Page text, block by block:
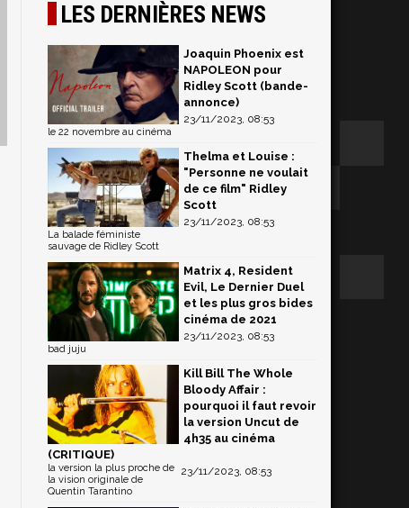
LES DERNIÈRES NEWS
Joaquin Phoenix est
NAPOLEON pour
Ridley Scott (bande-
annonce)
23/11/2023, 08:53
le 22 novembre au cinéma
Thelma et Louise :
"Personne ne voulait
de ce film" Ridley
Scott
23/11/2023, 08:53
La balade féministe
sauvage de Ridley Scott
Matrix 4, Resident
Evil, Le Dernier Duel
et les plus gros bides
cinéma de 2021
23/11/2023, 08:53
bad juju
Kill Bill The Whole
Bloody Affair :
pourquoi il faut revoir
la version Uncut de
4h35 au cinéma
(CRITIQUE)
23/11/2023, 08:53
la version la plus proche de
la vision originale de
Quentin Tarantino